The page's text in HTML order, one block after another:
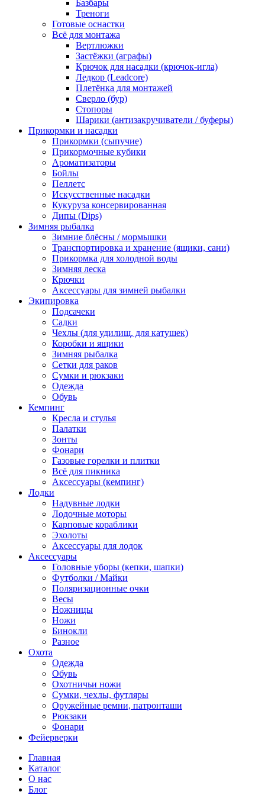
Базбары
Треноги
Готовые оснастки
Всё для монтажа
Вертлюжки
Застёжки (аграфы)
Крючок для насадки (крючок-игла)
Ледкор (Leadcore)
Плетёнка для монтажей
Сверло (бур)
Стопоры
Шарики (антизакручиватели / буферы)
Прикормки и насадки
Прикормки (сыпучие)
Прикормочные кубики
Ароматизаторы
Бойлы
Пеллетс
Искусственные насадки
Кукуруза консервированная
Дипы (Dips)
Зимняя рыбалка
Зимние блёсны / мормышки
Транспортировка и хранение (ящики, сани)
Прикормка для холодной воды
Зимняя леска
Крючки
Аксессуары для зимней рыбалки
Экипировка
Подсачеки
Садки
Чехлы (для удилищ, для катушек)
Коробки и ящики
Зимняя рыбалка
Сетки для раков
Сумки и рюкзаки
Одежда
Обувь
Кемпинг
Кресла и стулья
Палатки
Зонты
Фонари
Газовые горелки и плитки
Всё для пикника
Аксессуары (кемпинг)
Лодки
Надувные лодки
Лодочные моторы
Карповые кораблики
Эхолоты
Аксессуары для лодок
Аксессуары
Головные уборы (кепки, шапки)
Футболки / Майки
Поляризационные очки
Весы
Ножницы
Ножи
Бинокли
Разное
Охота
Одежда
Обувь
Охотничьи ножи
Сумки, чехлы, футляры
Оружейные ремни, патронташи
Рюкзаки
Фонари
Фейерверки
Главная
Каталог
О нас
Блог